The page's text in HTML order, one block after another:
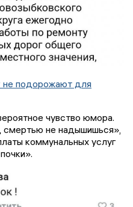
не подорожают для
чувство юмора.
смертью не надышишься»,
коммунальных услуг